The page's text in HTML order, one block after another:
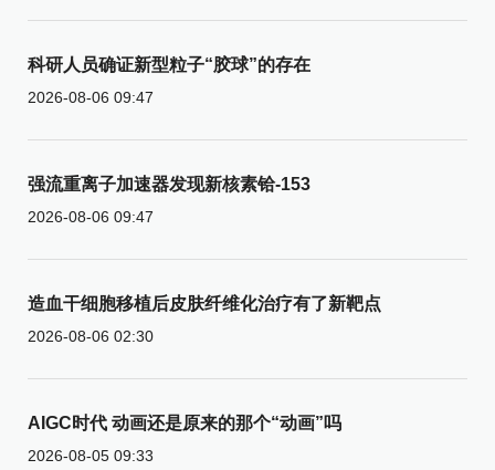
科研人员确证新型粒子“胶球”的存在
2026-08-06 09:47
强流重离子加速器发现新核素铪-153
2026-08-06 09:47
造血干细胞移植后皮肤纤维化治疗有了新靶点
2026-08-06 02:30
AIGC时代 动画还是原来的那个“动画”吗
2026-08-05 09:33